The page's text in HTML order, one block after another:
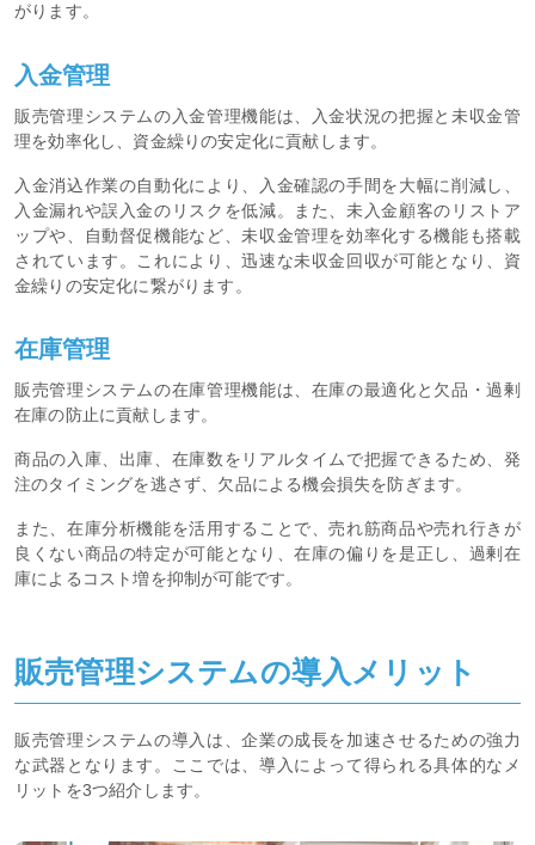
がります。
入金管理
販売管理システムの入金管理機能は、入金状況の把握と未収金管
理を効率化し、資金繰りの安定化に貢献します。
入金消込作業の自動化により、入金確認の手間を大幅に削減し、
入金漏れや誤入金のリスクを低減。また、未入金顧客のリストア
ップや、自動督促機能など、未収金管理を効率化する機能も搭載
されています。これにより、迅速な未収金回収が可能となり、資
金繰りの安定化に繋がります。
在庫管理
販売管理システムの在庫管理機能は、在庫の最適化と欠品・過剰
在庫の防止に貢献します。
商品の入庫、出庫、在庫数をリアルタイムで把握できるため、発
注のタイミングを逃さず、欠品による機会損失を防ぎます。
また、在庫分析機能を活用することで、売れ筋商品や売れ行きが
良くない商品の特定が可能となり、在庫の偏りを是正し、過剰在
庫によるコスト増を抑制が可能です。
販売管理システムの導入メリット
販売管理システムの導入は、企業の成長を加速させるための強力
な武器となります。ここでは、導入によって得られる具体的なメ
リットを3つ紹介します。